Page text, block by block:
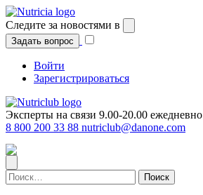
Перейти
к
содержимому
Следите за новостями в
Задать вопрос
Войти
Зарегистрироваться
Эксперты на связи 9.00-20.00 ежедневно
8 800 200 33 88 nutriclub@danone.com
Найти: